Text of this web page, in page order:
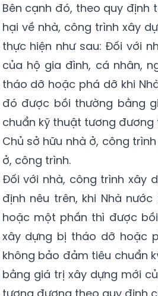
Bên cạnh đó, theo quy định
hại về nhà, công trình xây
thực hiện như sau: Đối với
của hộ gia đình, cá nhân,
tháo dỡ hoặc phá dỡ khi
đó được bồi thường bằng
chuẩn kỹ thuật tương
Chủ sở hữu nhà ở, công
ở, công trình.
Đối với nhà, công trình xây
định nêu trên, khi Nhà
hoặc một phần thì được
xây dựng bị tháo dỡ hoặc
không bảo đảm tiêu chuẩn
bằng giá trị xây dựng mới